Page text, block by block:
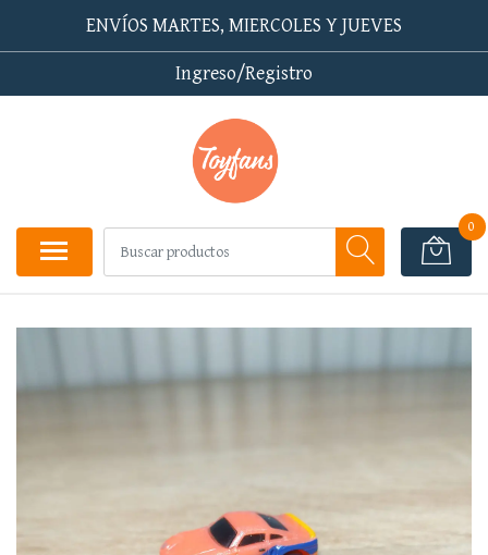
ENVÍOS MARTES, MIERCOLES Y JUEVES
Ingreso/Registro
0